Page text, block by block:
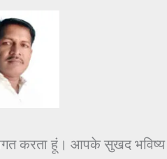
करता हूं। आपके सुखद भविष्य